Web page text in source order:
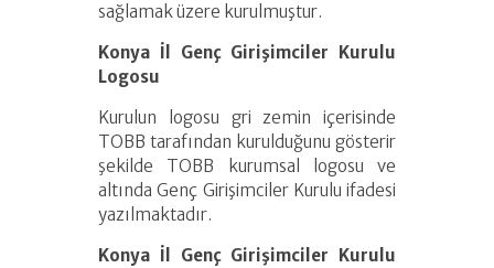
sağlamak üzere kurulmuştur.
Konya İl Genç Girişimciler Kurulu
Logosu
Kurulun logosu gri zemin içerisinde
TOBB tarafından kurulduğunu gösterir
şekilde TOBB kurumsal logosu ve
altında Genç Girişimciler Kurulu ifadesi
yazılmaktadır.
Konya İl Genç Girişimciler Kurulu